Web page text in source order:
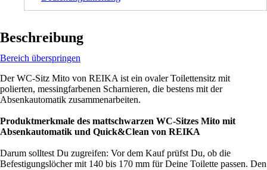
Beschreibung
Bereich überspringen
Der WC-Sitz Mito von REIKA ist ein ovaler Toilettensitz mit
polierten, messingfarbenen Scharnieren, die bestens mit der
Absenkautomatik zusammenarbeiten.
Produktmerkmale des mattschwarzen WC-Sitzes Mito mit
Absenkautomatik und Quick&Clean von REIKA
Darum solltest Du zugreifen: Vor dem Kauf prüfst Du, ob die
Befestigungslöcher mit 140 bis 170 mm für Deine Toilette passen. Den